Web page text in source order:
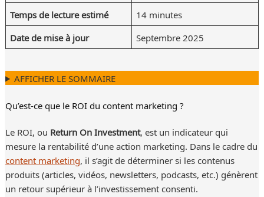
Temps de lecture estimé
14 minutes
Date de mise à jour
Septembre 2025
AFFICHER LE SOMMAIRE
Qu’est-ce que le ROI du content marketing ?
Le ROI, ou Return On Investment, est un indicateur qui
mesure la rentabilité d’une action marketing. Dans le cadre du
content marketing, il s’agit de déterminer si les contenus
produits (articles, vidéos, newsletters, podcasts, etc.) génèrent
un retour supérieur à l’investissement consenti.